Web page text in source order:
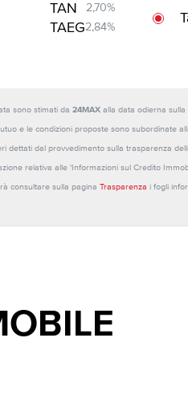
TAN 2,70%
TAEG2,84%
sono stimati da 24MAXalla data odierna sulla
e le condizioni proposte sono subordinate
dettati dal provvedimento sulla trasparenza
relativa alle 'Informazioni sul Credito
consultare sulla pagina Trasparenza i fogli